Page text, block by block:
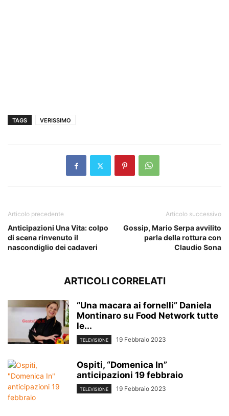
TAGS VERISSIMO
Articolo precedente
Anticipazioni Una Vita: colpo
di scena rinvenuto il
nascondiglio dei cadaveri
Articolo successivo
Gossip, Mario Serpa avvilito
parla della rottura con
Claudio Sona
ARTICOLI CORRELATI
“Una macara ai fornelli” Daniela
Montinaro su Food Network tutte
le...
TELEVISIONE 19 Febbraio 2023
Ospiti, “Domenica In”
anticipazioni 19 febbraio
TELEVISIONE 19 Febbraio 2023